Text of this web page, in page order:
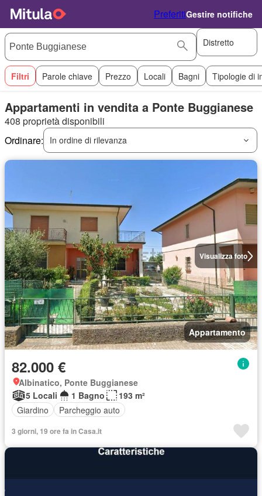
PreferitiGestire notifiche
Distretto
Filtri Parole chiave Prezzo Locali Bagni Tipologie di
Appartamenti in vendita a Ponte Buggianese
408 proprietà disponibili
Ordinare:
In ordine di rilevanza
Visualizza foto
Appartamento
82.000 €
Albinatico, Ponte Buggianese
5 Locali
1 Bagno
193 m²
Giardino
Parcheggio auto
3 giorni, 19 ore fa in Casa.it